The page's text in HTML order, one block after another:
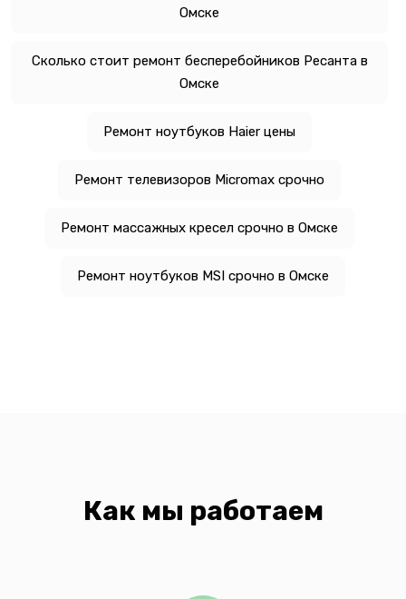
Омске
Сколько стоит ремонт бесперебойников Ресанта в
Омске
Ремонт ноутбуков Haier цены
Ремонт телевизоров Micromax срочно
Ремонт массажных кресел срочно в Омске
Ремонт ноутбуков MSI срочно в Омске
Как мы работаем